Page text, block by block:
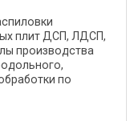
плит ДСП, ЛДСП,
производства
по